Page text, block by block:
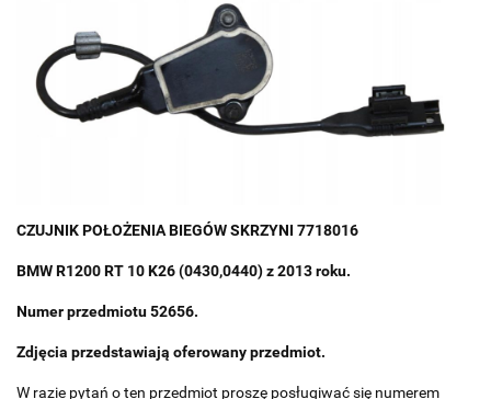
CZUJNIK POŁOŻENIA BIEGÓW SKRZYNI 7718016
BMW R1200 RT 10 K26 (0430,0440) z 2013 roku.
Numer przedmiotu 52656.
Zdjęcia przedstawiają oferowany przedmiot.
W razie pytań o ten przedmiot proszę posługiwać się numerem